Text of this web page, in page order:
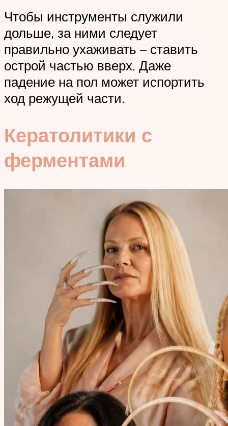
Чтобы инструменты служили
дольше, за ними следует
правильно ухаживать – ставить
острой частью вверх. Даже
падение на пол может испортить
ход режущей части.
Кератолитики с
ферментами